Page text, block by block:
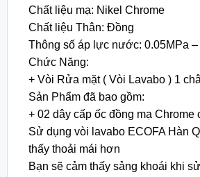
Chất liệu mạ: Nikel Chrome
Chất liệu Thân: Đồng
Thông số áp lực nước: 0.05MPa –
Chức Năng:
+ Vòi Rửa mặt ( Vòi Lavabo ) 1
Sản Phẩm đã bao gồm:
+ 02 dây cấp ốc đồng mạ Chrome
Sử dụng vòi lavabo ECOFA Hàn
thấy thoải mái hơn
Bạn sẽ cảm thấy sảng khoái khi